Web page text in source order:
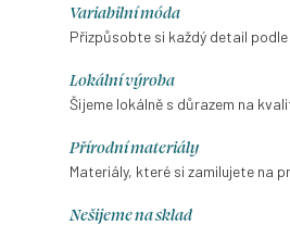
Variabilní móda
Přizpůsobte si každý detail podle
Lokální výroba
Šijeme lokálně s důrazem na
Přírodní materiály
Materiály, které si zamilujete na
Nešijeme na sklad